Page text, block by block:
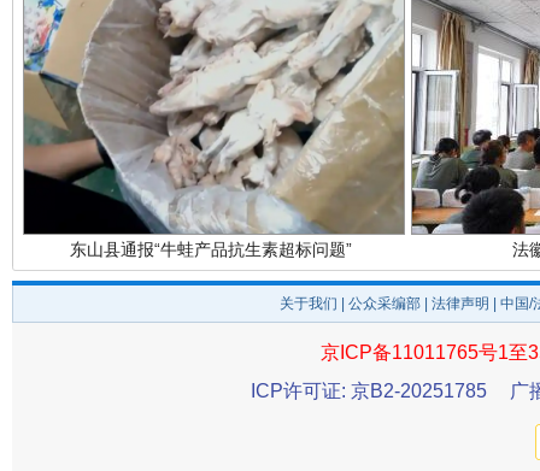
东山县通报“牛蛙产品抗生素超标问题” 法
关于我们 公众采编部 法律声明 | 中国
京ICP备11011765号1至
ICP许可证: 京B2-20251785
广